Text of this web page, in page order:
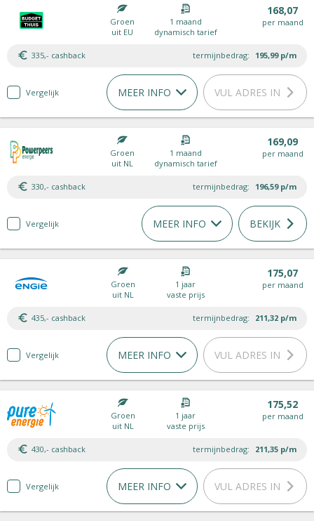
Groen
uit EU
1 maand
dynamisch tarief
168,07
per maand
335,- cashback termijnbedrag: 195,99 p/m
Vergelijk MEER INFO VUL ADRES IN
Groen
uit NL
1 maand
dynamisch tarief
169,09
per maand
330,- cashback termijnbedrag: 196,59 p/m
Vergelijk MEER INFO BEKIJK
Groen
uit NL
1 jaar
vaste prijs
175,07
per maand
435,- cashback termijnbedrag: 211,32 p/m
Vergelijk MEER INFO VUL ADRES IN
Groen
uit NL
1 jaar
vaste prijs
175,52
per maand
430,- cashback termijnbedrag: 211,35 p/m
Vergelijk MEER INFO VUL ADRES IN